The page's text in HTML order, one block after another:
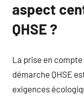
aspect
QHSE ?
La prise en compte
démarche QHSE
exigences